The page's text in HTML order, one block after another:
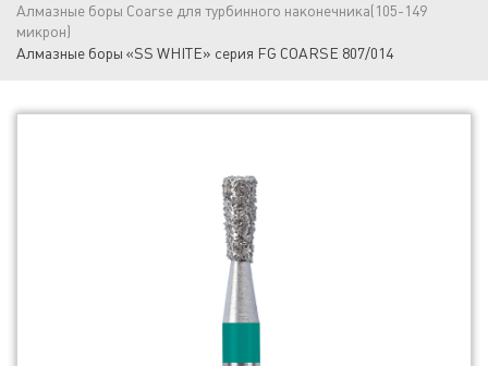
Алмазные боры Coarse для турбинного наконечника(105-149
микрон)
Алмазные боры «SS WHITE» серия FG COARSE 807/014